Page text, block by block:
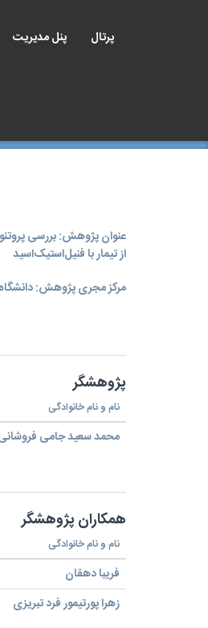
پرتال پنل مدیریت
عنوان پژوهش: بررسی
از تیمار با فنیل‌استیک‌اسید
مرکز مجری پژوهش:
پژوهشگر
نام و نام خانوادگی
محمد سعید جامی
همکاران پژوهشگر
نام و نام خانوادگی
فریبا دهقان
زهرا پورتیمور فرد تبریزی